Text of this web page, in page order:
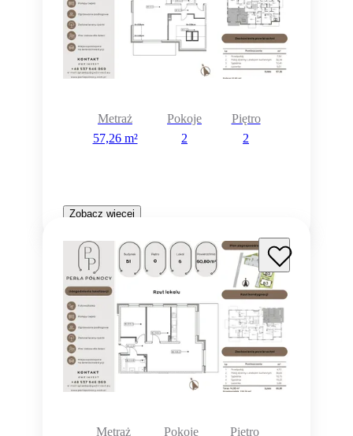
Metraż
57,26 m²
Pokoje
2
Piętro
2
Zobacz więcej
Metraż Pokoje Piętro